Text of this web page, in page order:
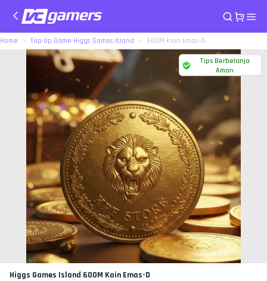
Home Top Up Game Higgs Games Island 600M Koin Emas-D
Tips Berbelanja
Aman
Higgs Games Island 600M Koin Emas-D